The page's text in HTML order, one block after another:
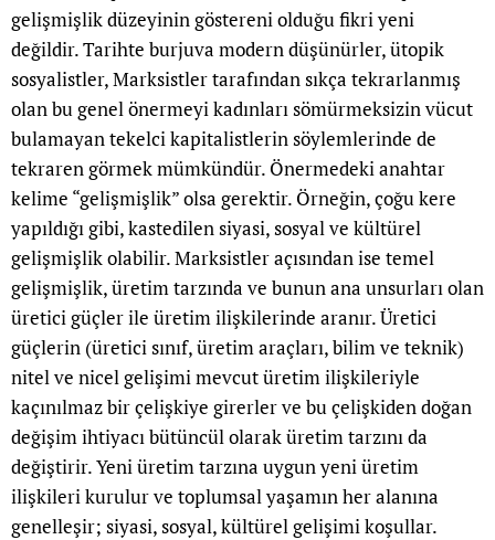
gelişmişlik düzeyinin göstereni olduğu fikri yeni
değildir. Tarihte burjuva modern düşünürler, ütopik
sosyalistler, Marksistler tarafından sıkça tekrarlanmış
olan bu genel önermeyi kadınları sömürmeksizin vücut
bulamayan tekelci kapitalistlerin söylemlerinde de
tekraren görmek mümkündür. Önermedeki anahtar
kelime “gelişmişlik” olsa gerektir. Örneğin, çoğu kere
yapıldığı gibi, kastedilen siyasi, sosyal ve kültürel
gelişmişlik olabilir. Marksistler açısından ise temel
gelişmişlik, üretim tarzında ve bunun ana unsurları olan
üretici güçler ile üretim ilişkilerinde aranır. Üretici
güçlerin (üretici sınıf, üretim araçları, bilim ve teknik)
nitel ve nicel gelişimi mevcut üretim ilişkileriyle
kaçınılmaz bir çelişkiye girerler ve bu çelişkiden doğan
değişim ihtiyacı bütüncül olarak üretim tarzını da
değiştirir. Yeni üretim tarzına uygun yeni üretim
ilişkileri kurulur ve toplumsal yaşamın her alanına
genelleşir; siyasi, sosyal, kültürel gelişimi koşullar.